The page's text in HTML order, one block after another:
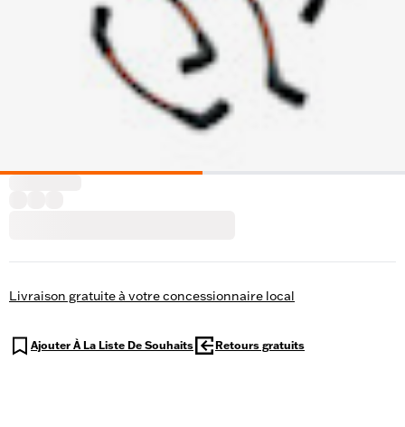
Livraison gratuite à votre concessionnaire local
Ajouter À La Liste De Souhaits Retours gratuits